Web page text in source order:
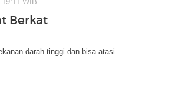
Berkat
darah tinggi dan bisa atasi